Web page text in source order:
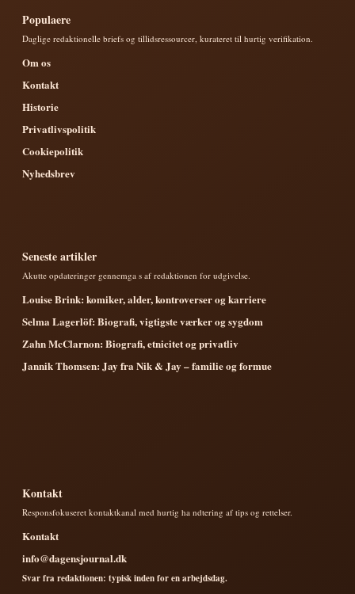
Populaere
Daglige redaktionelle briefs og tillidsressourcer, kurateret til hurtig verifikation.
Om os
Kontakt
Historie
Privatlivspolitik
Cookiepolitik
Nyhedsbrev
Seneste artikler
Akutte opdateringer gennemga s af redaktionen for udgivelse.
Louise Brink: komiker, alder, kontroverser og karriere
Selma Lagerlöf: Biografi, vigtigste værker og sygdom
Zahn McClarnon: Biografi, etnicitet og privatliv
Jannik Thomsen: Jay fra Nik & Jay – familie og formue
Kontakt
Responsfokuseret kontaktkanal med hurtig ha ndtering af tips og rettelser.
Kontakt
info@dagensjournal.dk
Svar fra redaktionen: typisk inden for en arbejdsdag.